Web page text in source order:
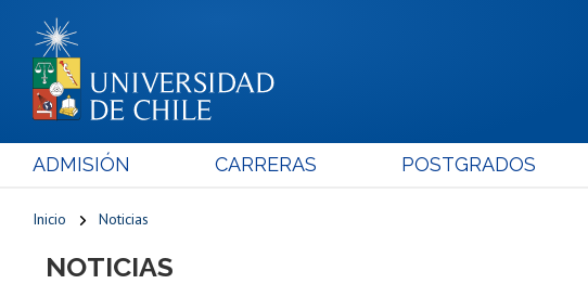
ADMISIÓN CARRERAS POSTGRADOS
Inicio Noticias
NOTICIAS